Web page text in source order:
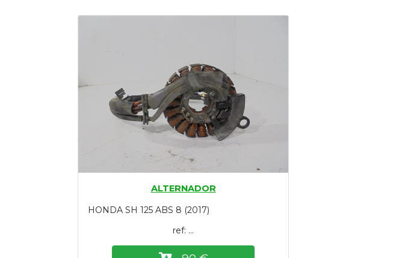
Empresa
ALTERNADOR
HONDA SH 125 ABS 8 (2017)
ref: ...